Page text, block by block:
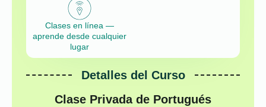
Clases en línea —
aprende desde cualquier
lugar
Detalles del Curso
Clase Privada de Portugués